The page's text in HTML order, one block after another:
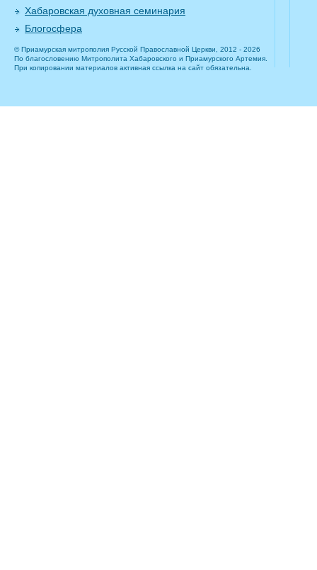
Хабаровская духовная семинария
Блогосфера
© Приамурская митрополия Русской Православной Церкви, 2012 - 2026
По благословению Митрополита Хабаровского и Приамурского Артемия.
При копировании материалов активная ссылка на сайт обязательна.